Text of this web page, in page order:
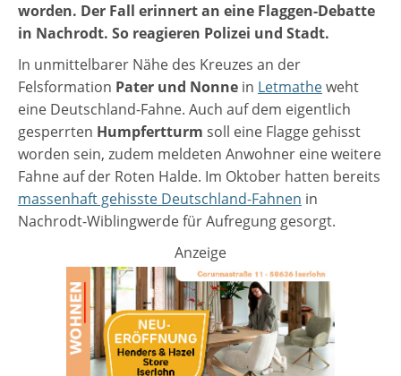
worden. Der Fall erinnert an eine Flaggen-Debatte
in Nachrodt. So reagieren Polizei und Stadt.
In unmittelbarer Nähe des Kreuzes an der
Felsformation Pater und Nonne in Letmatheweht
eine Deutschland-Fahne. Auch auf dem eigentlich
gesperrten Humpfertturm soll eine Flagge gehisst
worden sein, zudem meldeten Anwohner eine weitere
Fahne auf der Roten Halde. Im Oktober hatten bereits
massenhaft gehisste Deutschland-Fahnen in
Nachrodt-Wiblingwerde für Aufregung gesorgt.
Anzeige